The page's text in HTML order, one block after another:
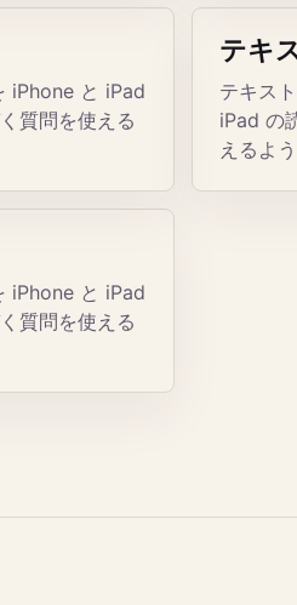
iPhone と iPad
質問を使える
テキ
テキス
iPad の
えるよ
iPhone と iPad
質問を使える